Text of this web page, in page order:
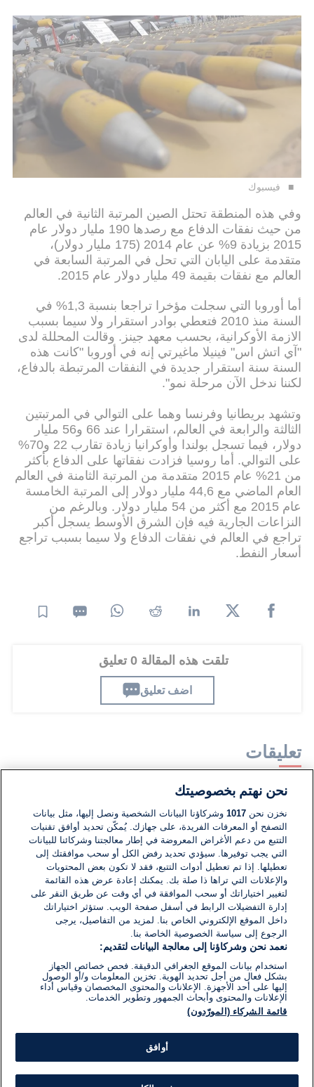
فيسبوك
وفي هذه المنطقة تحتل الصين المرتبة الثانية في العالم
من حيث نفقات الدفاع مع رصدها 190 مليار دولار عام
2015 بزيادة 9% عن عام 2014 (175 مليار دولار)،
متقدمة على اليابان التي تحل في المرتبة السابعة في
العالم مع نفقات بقيمة 49 مليار دولار عام 2015.
أما أوروبا التي سجلت مؤخرا تراجعا بنسبة 1,3% في
السنة منذ 2010 فتعطي بوادر استقرار ولا سيما بسبب
الازمة الأوكرانية، بحسب معهد جينز. وقالت المحللة لدى
"آي اتش اس" فينيلا ماغيرتي إنه في أوروبا "كانت هذه
السنة سنة استقرار جديدة في النفقات المرتبطة بالدفاع،
لكننا ندخل الآن مرحلة نمو".
وتشهد بريطانيا وفرنسا وهما على التوالي في المرتبتين
الثالثة والرابعة في العالم، استقرارا عند 66 و56 مليار
دولار، فيما تسجل بولندا وأوكرانيا زيادة تقارب 22 و70%
على التوالي. أما روسيا فزادت نفقاتها على الدفاع بأكثر
من 21% عام 2015 متقدمة من المرتبة الثامنة في العالم
العام الماضي مع 44,6 مليار دولار إلى المرتبة الخامسة
عام 2015 مع أكثر من 54 مليار دولار. وبالرغم من
النزاعات الجارية فيه فإن الشرق الأوسط يسجل أكبر
تراجع في العالم في نفقات الدفاع ولا سيما بسبب تراجع
أسعار النفط.
تلقت هذه المقالة 0 تعليق
اضف تعليق
تعليقات
لا توجد تعليقات مكتوبة حتى الآن. كن الأول!
اكتب تعليقًا جديدًا ...
نحن نهتم بخصوصيتك
نخزن نحن1017 وشركاؤنا البيانات الشخصية ونصل إليها، مثل بيانات
التصفح أو المعرفات الفريدة، على جهازك. يُمكّن تحديد أوافق تقنيات
التتبع من دعم الأغراض المعروضة في إطار معالجتنا وشركائنا للبيانات
التي يجب توفيرها. سيؤدي تحديد رفض الكل أو سحب موافقتك إلى
تعطيلها. إذا تم تعطيل أدوات التتبع، فقد لا تكون بعض المحتويات
والإعلانات التي تراها ذا صلة بك. يمكنك إعادة عرض هذه القائمة
لتغيير اختياراتك أو سحب الموافقة في أي وقت عن طريق النقر على
إدارة التفضيلات الرابط في أسفل صفحة الويب. ستؤثر اختياراتك
داخل الموقع الإلكتروني الخاص بنا. لمزيد من التفاصيل، يرجى
الرجوع إلى سياسة الخصوصية الخاصة بنا.
نعمد نحن وشركاؤنا إلى معالجة البيانات لتقديم:
استخدام بيانات الموقع الجغرافي الدقيقة. فحص خصائص الجهاز
بشكل فعال من أجل تحديد الهوية. تخزين المعلومات و/أو الوصول
إليها على أحد الأجهزة. الإعلانات والمحتوى المخصصان وقياس أداء
الإعلانات والمحتوى وأبحاث الجمهور وتطوير الخدمات.
قائمة الشركاء (المورّدون)
أوافق